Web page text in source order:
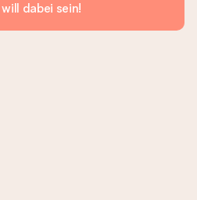
dabei sein!